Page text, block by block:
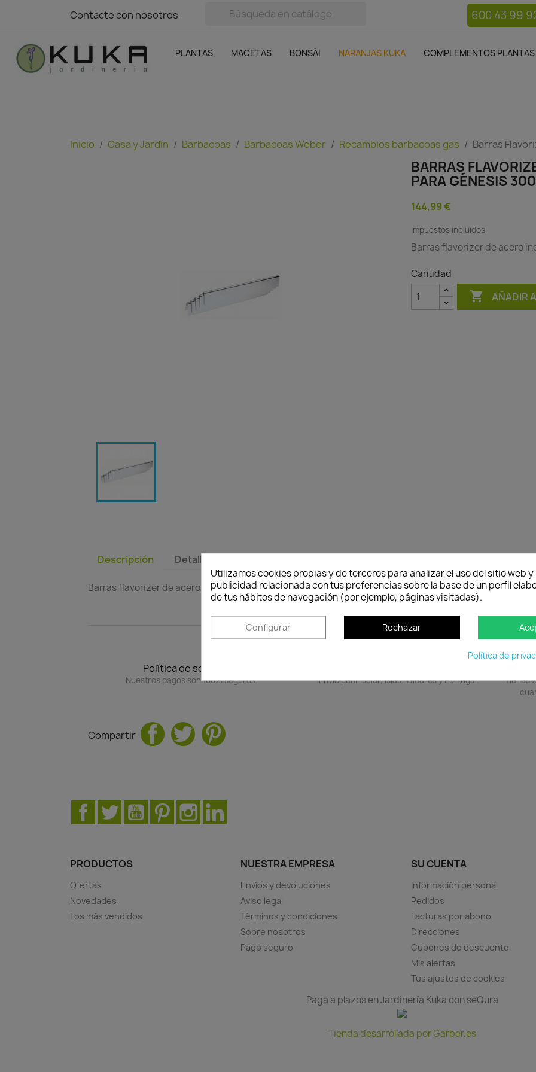
Contacte con nosotros
Contacte con nosotros 600 43 99
PLANTAS MACETAS BONSÁI NARANJAS KUKA COMPLEMENTOS PLANTAS
Complementos plantas
SIN GASTOS DE ENVÍO
Inicio Casa y Jardín Barbacoas Barbacoas Weber Recambios barbacoas gas Barras
BARRAS
PARA GÉNESIS 300
144,99 €
Impuestos incluidos
Barras flavorizer de acero
Cantidad
 AÑADIR
Descripción Detalles del producto
Barras flavorizer de acero inoxidable para .Génesis botones frontales
Política de seguridad
Nuestros pagos son 100% seguros. Envío peninsular, Islas Baleares y Portugal.
Tienes
Compartir
Facebook
Twitter YouTubePinterestInstagram
PRODUCTOS
Ofertas
Novedades
Los más vendidos
NUESTRA EMPRESA
Envíos y devoluciones
Aviso legal
Términos y condiciones
Sobre nosotros
Pago seguro
SU CUENTA
Información personal
Pedidos
Facturas por abono
Direcciones
Cupones de descuento
Mis alertas
Tus ajustes de cookies
Paga a plazos en Jardinería Kuka con seQura
Tienda desarrollada por Garber.es
Utilizamos cookies propias y de terceros para analizar el uso del sitio web
publicidad relacionada con tus preferencias sobre la base de un perfil
de tus hábitos de navegación (por ejemplo, páginas visitadas).
Configurar Rechazar
Política de